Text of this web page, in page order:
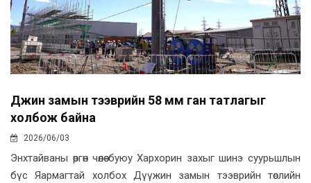
Дүүжин замын тээврийн 58 мм ган татлагыг
холбож байна
2026/06/03
Энхтайваны өргөн чөлөө буюу Хархорин захыг шинэ суурьшлын
бүс Яармагтай холбох Дүүжин замын тээврийн төслийн